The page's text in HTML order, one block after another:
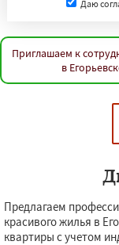
Даю
Приглашаем к
в
Предлагаем
красивого жилья в
квартиры с учетом